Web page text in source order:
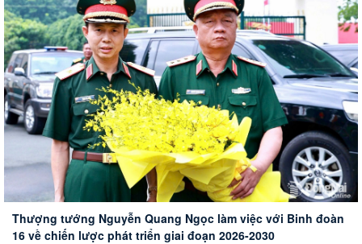
Hội nghị tuyên truyền công tác biên giới trên đất liền Việt
Nam - Campuchia
Ban Chỉ đạo An ninh mạng quốc gia tổ chức phiên họp
thường kỳ
Thượng tướng Nguyễn Quang Ngọc làm việc với Binh đoàn
16 về chiến lược phát triển giai đoạn 2026-2030
Xây dựng Hội Nữ trí thức thành phố thành mạng lưới nữ
chuyên gia chất lượng
Thành phố Đồng Nai đánh giá cao những đóng góp của
doanh nghiệp Đức